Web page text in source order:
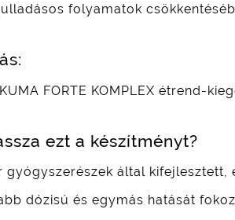
folyamatok
FORTE KOMPLEX étrend-
ezt a készítményt?
gyógyszerészek által
dózisú és egymás hatását